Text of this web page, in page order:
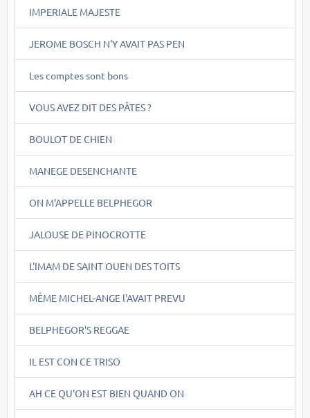
IMPERIALE MAJESTE
JEROME BOSCH N'Y AVAIT PAS PEN
Les comptes sont bons
VOUS AVEZ DIT DES PÂTES ?
BOULOT DE CHIEN
MANEGE DESENCHANTE
ON M'APPELLE BELPHEGOR
JALOUSE DE PINOCROTTE
L'IMAM DE SAINT OUEN DES TOITS
MÊME MICHEL-ANGE l'AVAIT PREVU
BELPHEGOR'S REGGAE
IL EST CON CE TRISO
AH CE QU'ON EST BIEN QUAND ON